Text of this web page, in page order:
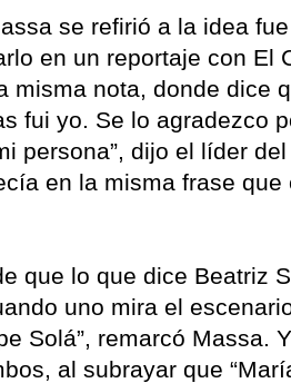
se refirió a la idea
en un reportaje con El
misma nota, donde dice
fui yo. Se lo agradezco
persona”, dijo el líder
en la misma frase
que lo que dice Beatriz
uno mira el
Solá”, remarcó Massa.
al subrayar que